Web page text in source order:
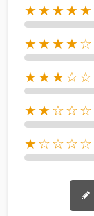
★★★★★
★★★★☆
★★★☆☆
★★☆☆☆
★☆☆☆☆